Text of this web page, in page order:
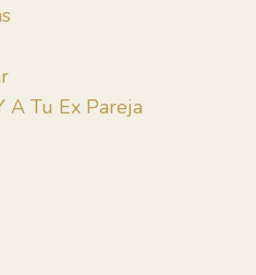
A Tu Ex Pareja